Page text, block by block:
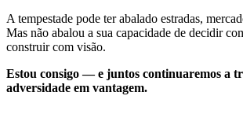
A tempestade pode ter abalado estradas,
Mas não abalou a sua capacidade de decidir
construir com visão.
Estou consigo — e juntos continuaremos a
adversidade em vantagem.